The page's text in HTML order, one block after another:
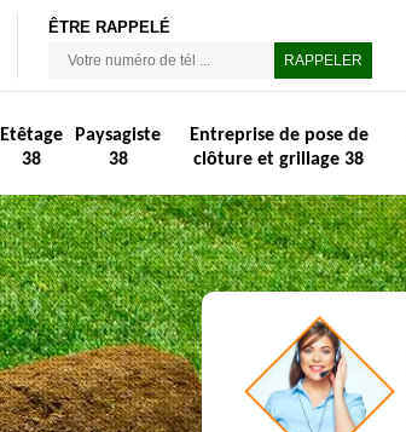
ÊTRE RAPPELÉ
Etêtage
38
Paysagiste
38
Entreprise de pose de
clôture et grillage 38